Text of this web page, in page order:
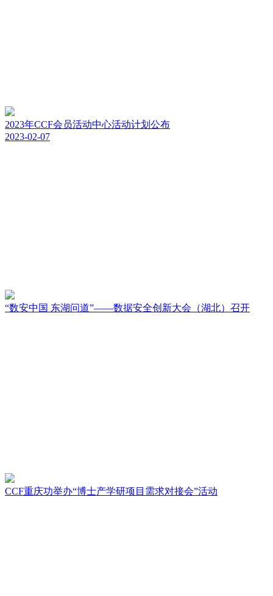
2023年CCF会员活动中心活动计划公布
2023-02-07
“数安中国 东湖问道”——数据安全创新大会（湖北）召开
CCF重庆功举办“博士产学研项目需求对接会”活动